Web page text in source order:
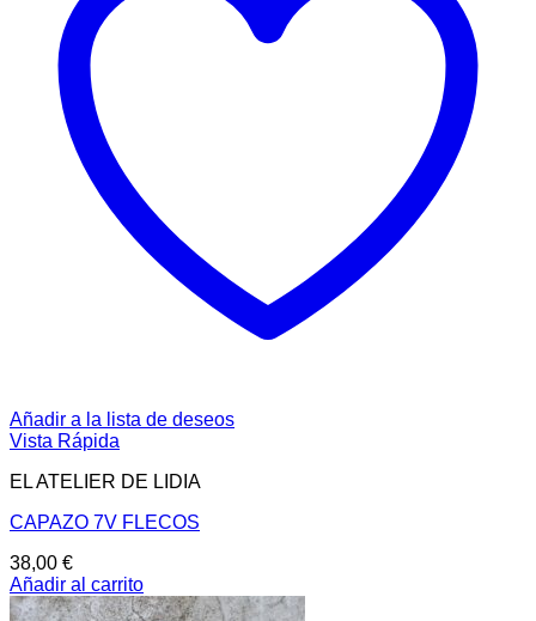
Añadir a la lista de deseos
Vista Rápida
EL ATELIER DE LIDIA
CAPAZO 7V FLECOS
38,00 €
Añadir al carrito